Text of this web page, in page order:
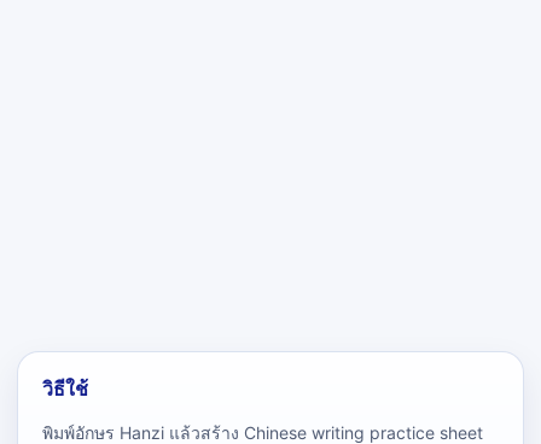
วิธีใช้
พิมพ์อักษร Hanzi แล้วสร้าง Chinese writing practice sheet